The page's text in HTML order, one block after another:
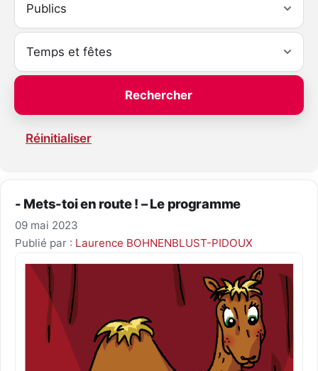
Réinitialiser
- Mets-toi en route ! – Le programme
09 mai 2023
Publié par : Laurence BOHNENBLUST-PIDOUX